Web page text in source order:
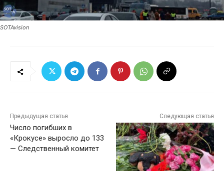
SOTAvision
Предыдущая статья
Число погибших в
«Крокусе» выросло до 133
— Следственный комитет
Следующая статья